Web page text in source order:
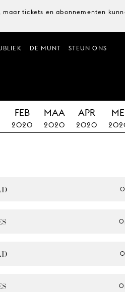
tickets en abonnementen
DE MUNT STEUN ONS
FEB
2020
MAA
2020
APR
2020